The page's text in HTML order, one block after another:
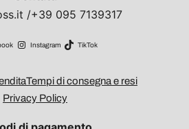
/+39 095 7139317
Instagram TikTok
Tempi di consegna e resi
Privacy Policy